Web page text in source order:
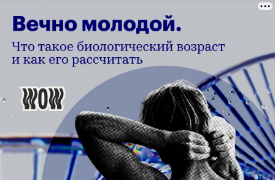
Хакатоны и hard skills. Как